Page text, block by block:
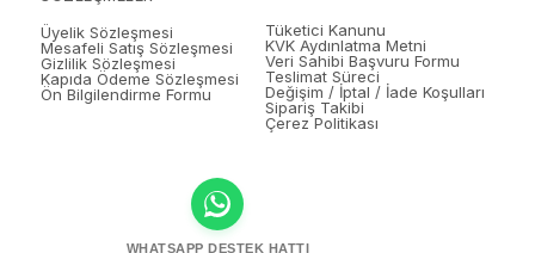
Üyelik Sözleşmesi
Mesafeli Satış Sözleşmesi
Gizlilik Sözleşmesi
Kapıda Ödeme Sözleşmesi
Ön Bilgilendirme Formu
Tüketici Kanunu
KVK Aydınlatma Metni
Veri Sahibi Başvuru Formu
Teslimat Süreci
Değişim / İptal / İade Koşulları
Sipariş Takibi
Çerez Politikası
WHATSAPP DESTEK HATTI